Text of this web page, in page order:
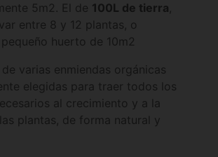
5m2. El de 100L de tierra,
entre 8 y 12 plantas, o
pequeño huerto de 10m2
varias enmiendas orgánicas
elegidas para traer todos los
al crecimiento y a la
plantas, de forma natural y